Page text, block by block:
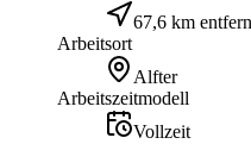
67,6 km
Arbeitsort
Alfter
Arbeitszeitmodell
Vollzeit